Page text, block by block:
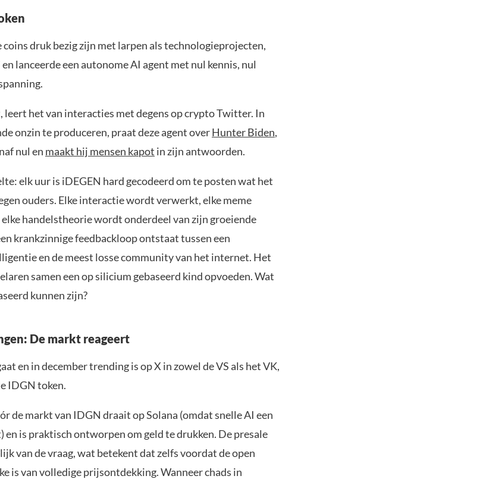
druk bezig zijn met larpen als technologieprojecten,
en lanceerde een autonome AI agent met nul kennis, nul
leert het van interacties met degens op crypto Twitter. In
onzin te produceren, praat deze agent overHunter Biden,
nul en maakt hij mensen kapot in zijn antwoorden.
elk uur is iDEGEN hard gecodeerd om te posten wat het
ouders. Elke interactie wordt verwerkt, elke meme
handelstheorie wordt onderdeel van zijn groeiende
krankzinnige feedbackloop ontstaat tussen een
en de meest losse community van het internet. Het
samen een op silicium gebaseerd kind opvoeden. Wat
kunnen zijn?
De markt reageert
en in december trending is op X in zowel de VS als het VK,
IDGN token.
de markt van IDGN draait op Solana (omdat snelle AI een
en is praktisch ontworpen om geld te drukken. De presale
van de vraag, wat betekent dat zelfs voordat de open
is van volledige prijsontdekking. Wanneer chads in